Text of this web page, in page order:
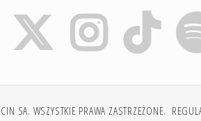
SA. WSZYSTKIE PRAWA ZASTRZEŻONE.